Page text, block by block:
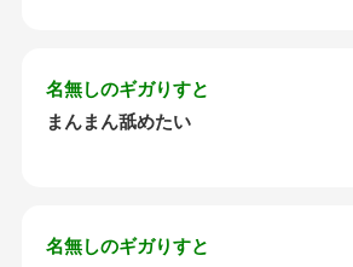
名無しのギガりすと
まんまん舐めたい
名無しのギガりすと